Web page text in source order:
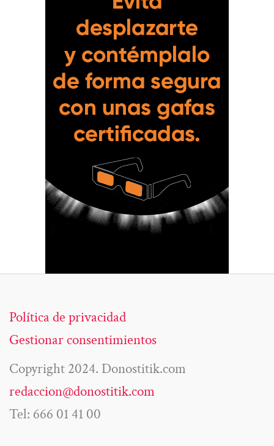
Política de privacidad
Gestionar consentimientos
Copyright 2024. Donostitik.com
redaccion@donostitik.com
Tel: 666 01 41 00